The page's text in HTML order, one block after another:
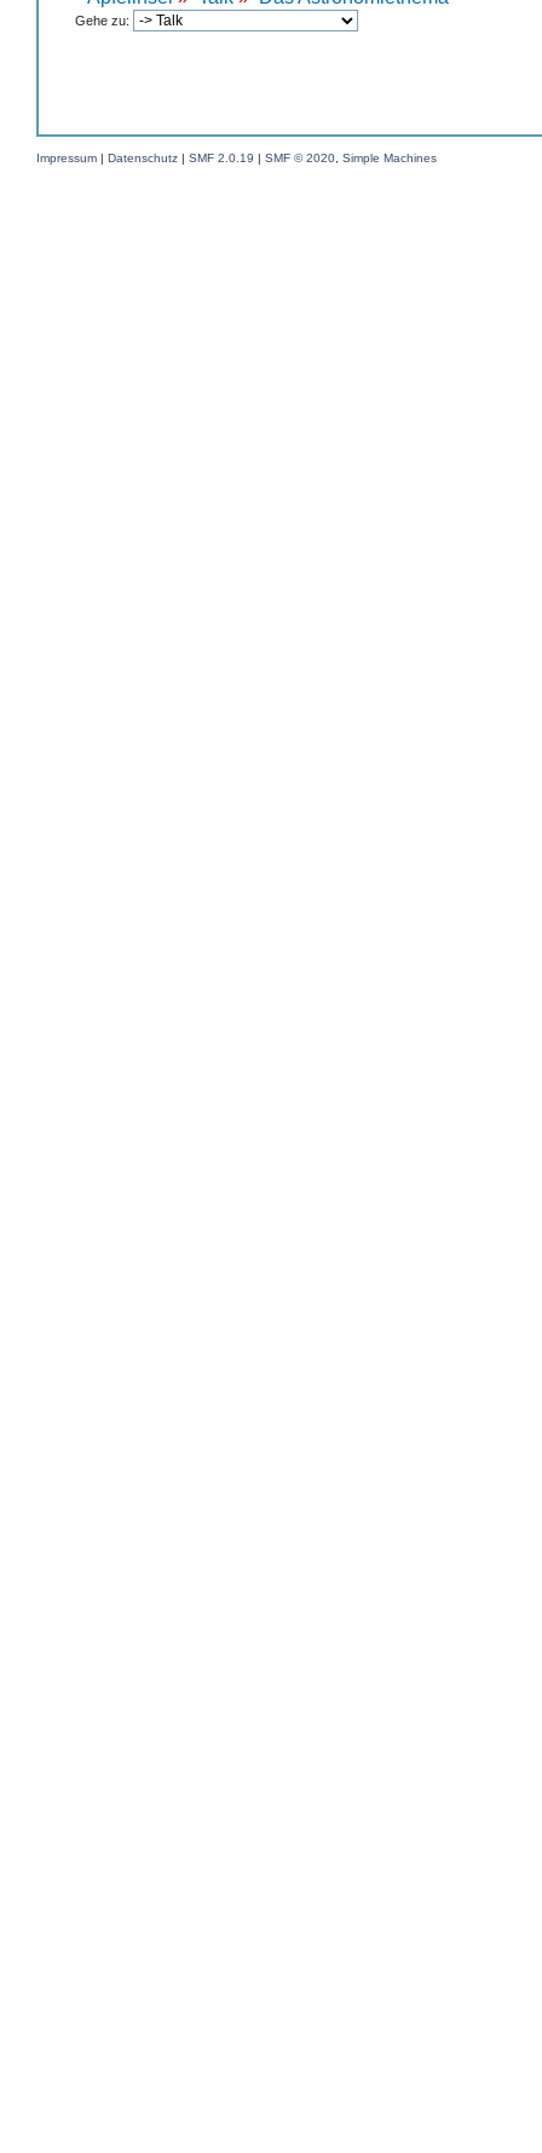
Gehe zu:
Impressum | Datenschutz | SMF 2.0.19 | SMF © 2020 Simple Machines